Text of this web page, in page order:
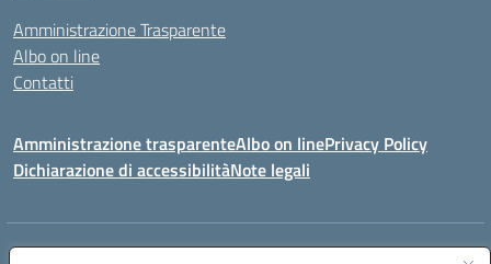
Amministrazione Trasparente
Albo on line
Contatti
Amministrazione trasparenteAlbo on linePrivacy Policy
Dichiarazione di accessibilitàNote legali
Indirizzo: